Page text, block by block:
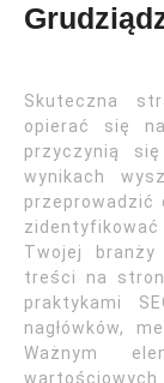
Skuteczna
opierać się
przyczynią
wynikach
przeprowadzić
Twojej branży
treści na
praktykami
nagłówków,
Ważnym